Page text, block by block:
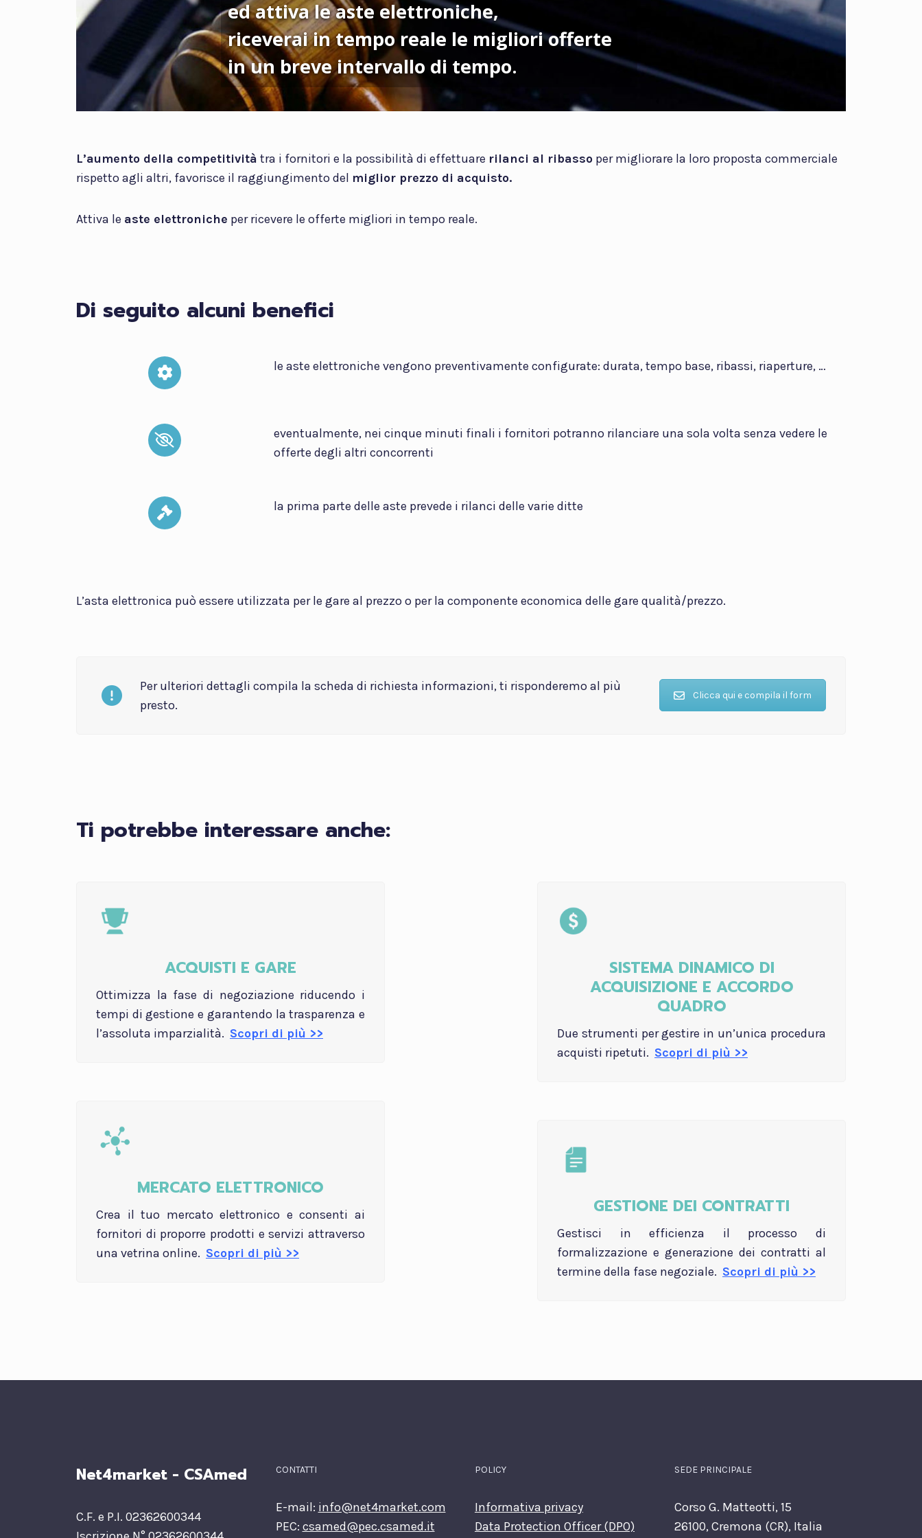
ed attiva le aste elettroniche,
riceverai in tempo reale le migliori offerte
in un breve intervallo di tempo.
L’aumento della competitività tra i fornitori e la possibilità di effettuare rilanci al ribasso per migliorare la loro proposta commerciale
rispetto agli altri, favorisce il raggiungimento del miglior prezzo di acquisto.
Attiva le aste elettroniche per ricevere le offerte migliori in tempo reale.
Di seguito alcuni benefici
le aste elettroniche vengono preventivamente configurate: durata, tempo base, ribassi, riaperture, …
eventualmente, nei cinque minuti finali i fornitori potranno rilanciare una sola volta senza vedere le
offerte degli altri concorrenti
la prima parte delle aste prevede i rilanci delle varie ditte
L’asta elettronica può essere utilizzata per le gare al prezzo o per la componente economica delle gare qualità/prezzo.
Per ulteriori dettagli compila la scheda di richiesta informazioni, ti risponderemo al più
presto.
Clicca qui e compila il form
Ti potrebbe interessare anche:
ACQUISTI E GARE
Ottimizza la fase di negoziazione riducendo i
tempi di gestione e garantendo la trasparenza e
l’assoluta imparzialità. Scopri di più >>
MERCATO ELETTRONICO
Crea il tuo mercato elettronico e consenti ai
fornitori di proporre prodotti e servizi attraverso
una vetrina online. Scopri di più >>
SISTEMA DINAMICO DI
ACQUISIZIONE E ACCORDO
QUADRO
Due strumenti per gestire in un’unica procedura
acquisti ripetuti. Scopri di più >>
GESTIONE DEI CONTRATTI
Gestisci in efficienza il processo di
formalizzazione e generazione dei contratti al
termine della fase negoziale. Scopri di più >>
Net4market - CSAmed
C.F. e P.I. 02362600344
CONTATTI
E-mail: info@net4market.com
PEC: csamed@pec.csamed.it
POLICY
Informativa privacy
Data Protection Officer (DPO)
SEDE PRINCIPALE
Corso G. Matteotti, 15
26100, Cremona (CR), Italia